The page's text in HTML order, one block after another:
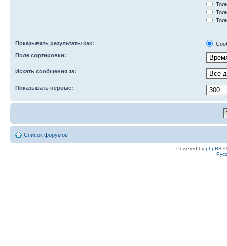
Показывать результаты как:
Поле сортировки:
Искать сообщения за:
Показывать первые:
Список форумов
Powered by phpBB